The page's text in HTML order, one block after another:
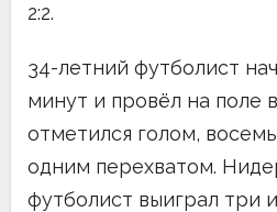
2:2.
34-летний футболист
минут и провёл на поле
отметился голом,
одним перехватом.
футболист выиграл три